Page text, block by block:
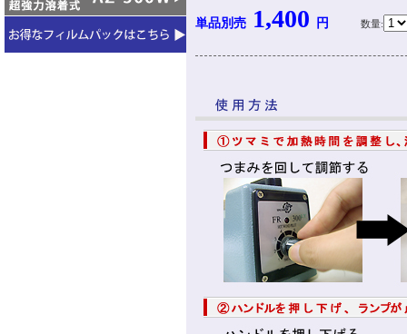
単品別売 1,400 円 数量: